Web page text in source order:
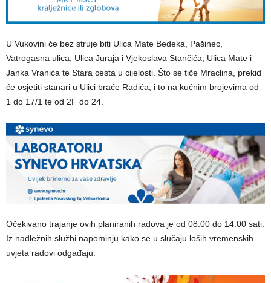
U Vukovini će bez struje biti Ulica Mate Bedeka, Pašinec,
Vatrogasna ulica, Ulica Juraja i Vjekoslava Stančića, Ulica Mate i
Janka Vranića te Stara cesta u cijelosti. Što se tiče Mraclina, prekid
će osjetiti stanari u Ulici braće Radića, i to na kućnim brojevima od
1 do 17/1 te od 2F do 24.
Očekivano trajanje ovih planiranih radova je od 08:00 do 14:00 sati.
Iz nadležnih službi napominju kako se u slučaju loših vremenskih
uvjeta radovi odgađaju.